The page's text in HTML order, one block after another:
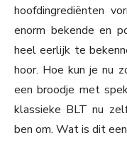
hoofdingrediënten
enorm bekende en
heel eerlijk te
hoor. Hoe kun je nu
een broodje met
klassieke BLT nu
ben om. Wat is dit